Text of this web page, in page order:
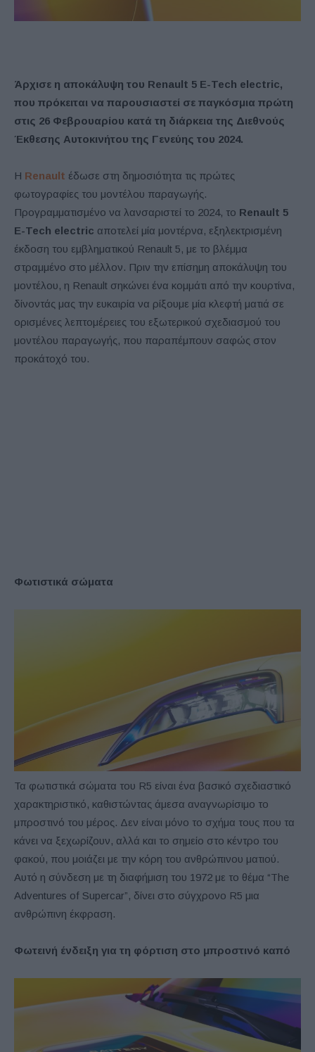
Άρχισε η αποκάλυψη του Renault 5 E-Tech electric,
που πρόκειται να παρουσιαστεί σε παγκόσμια πρώτη
στις 26 Φεβρουαρίου κατά τη διάρκεια της Διεθνούς
Έκθεσης Αυτοκινήτου της Γενεύης του 2024.
Η Renault έδωσε στη δημοσιότητα τις πρώτες
φωτογραφίες του μοντέλου παραγωγής.
Προγραμματισμένο να λανσαριστεί το 2024, το Renault 5
E-Tech electric αποτελεί μία μοντέρνα, εξηλεκτρισμένη
έκδοση του εμβληματικού Renault 5, με το βλέμμα
στραμμένο στο μέλλον. Πριν την επίσημη αποκάλυψη του
μοντέλου, η Renault σηκώνει ένα κομμάτι από την κουρτίνα,
δίνοντάς μας την ευκαιρία να ρίξουμε μία κλεφτή ματιά σε
ορισμένες λεπτομέρειες του εξωτερικού σχεδιασμού του
μοντέλου παραγωγής, που παραπέμπουν σαφώς στον
προκάτοχό του.
Φωτιστικά σώματα
Τα φωτιστικά σώματα του R5 είναι ένα βασικό σχεδιαστικό
χαρακτηριστικό, καθιστώντας άμεσα αναγνωρίσιμο το
μπροστινό του μέρος. Δεν είναι μόνο το σχήμα τους που τα
κάνει να ξεχωρίζουν, αλλά και το σημείο στο κέντρο του
φακού, που μοιάζει με την κόρη του ανθρώπινου ματιού.
Αυτό η σύνδεση με τη διαφήμιση του 1972 με το θέμα “The
Adventures of Supercar”, δίνει στο σύγχρονο R5 μια
ανθρώπινη έκφραση.
Φωτεινή ένδειξη για τη φόρτιση στο μπροστινό καπό